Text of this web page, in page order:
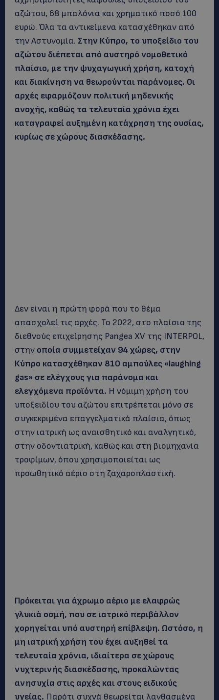
αζώτου, 68 μπαλόνια και χρηματικό ποσό 100
ευρώ. Όλα τα αντικείμενα κατασχέθηκαν από
την Αστυνομία. Στην Κύπρο, το υποξείδιο του
αζώτου διέπεται από αυστηρό νομοθετικό
πλαίσιο, με την ψυχαγωγική χρήση, κατοχή
και διακίνηση να θεωρούνται παράνομες. Οι
αρχές εφαρμόζουν πολιτική μηδενικής
ανοχής, καθώς τα τελευταία χρόνια έχει
καταγραφεί αυξημένη κατάχρηση της ουσίας,
κυρίως σε χώρους διασκέδασης.
Δεν είναι η πρώτη φορά που το θέμα
απασχολεί τις αρχές. Το 2022, στο πλαίσιο της
διεθνούς επιχείρησης Pangea XV της INTERPOL,
στην οποία συμμετείχαν 94 χώρες, στην
Κύπρο κατασχέθηκαν 810 αμπούλες «laughing
gas» σε ελέγχους για παράνομα και
ελεγχόμενα προϊόντα. Η νόμιμη χρήση του
υποξειδίου του αζώτου επιτρέπεται μόνο σε
συγκεκριμένα επαγγελματικά πλαίσια, όπως
στην ιατρική ως αναισθητικό και αναλγητικό,
στην οδοντιατρική, καθώς και στη βιομηχανία
τροφίμων, όπου χρησιμοποιείται ως
προωθητικό αέριο στη ζαχαροπλαστική.
Πρόκειται για άχρωμο αέριο με ελαφρώς
γλυκιά οσμή, που σε ιατρικό περιβάλλον
χορηγείται υπό αυστηρή επίβλεψη. Ωστόσο, η
μη ιατρική χρήση του έχει αυξηθεί τα
τελευταία χρόνια, ιδιαίτερα σε χώρους
νυχτερινής διασκέδασης, προκαλώντας
ανησυχία στις αρχές και στους ειδικούς
υγείας. Παρότι συχνά θεωρείται λανθασμένα